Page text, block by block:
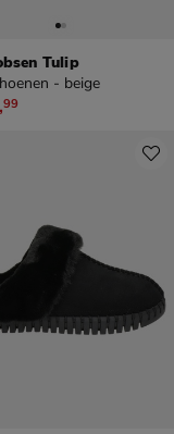
Tulip
- beige
voor € 62,99
,99